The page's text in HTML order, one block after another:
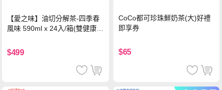
【愛之味】油切分解茶-四季春
風味 590ml x 24入/箱(雙健康認
$499
CoCo都可珍珠鮮奶茶(大)好禮
即享券
$65